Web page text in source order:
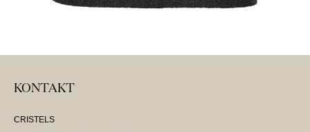
KONTAKT
CRISTELS